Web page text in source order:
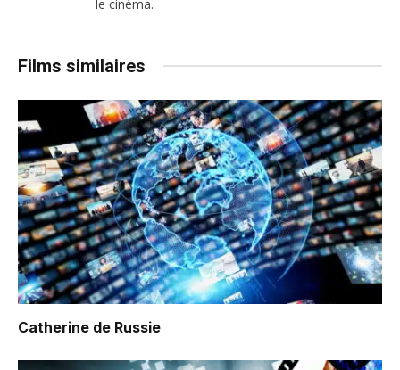
le cinéma.
Films similaires
Catherine de Russie